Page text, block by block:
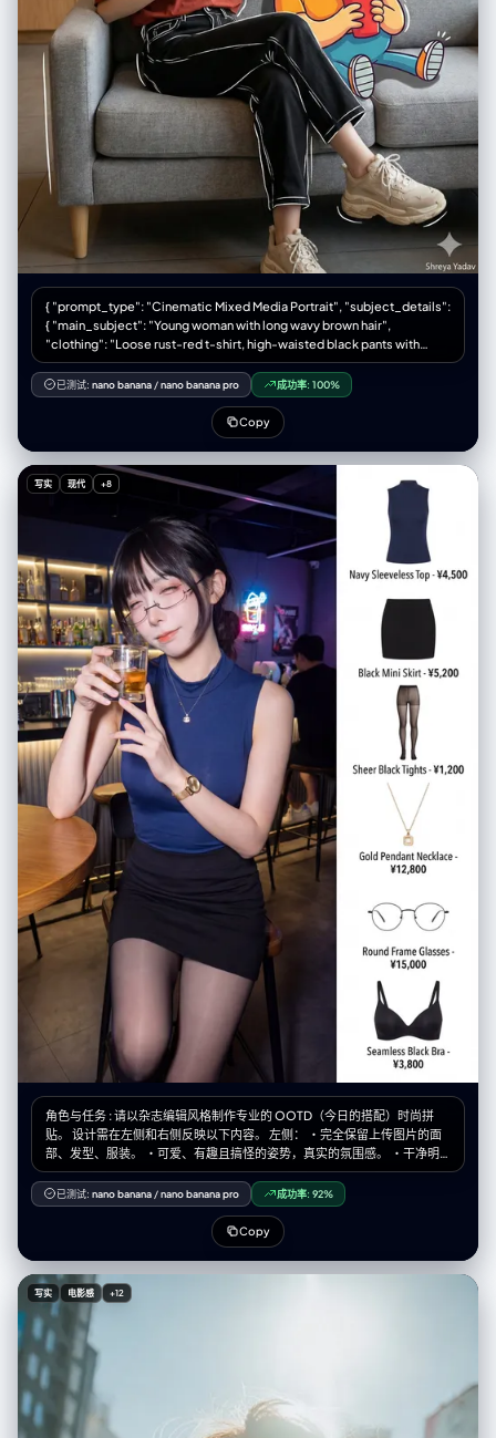
{ "prompt_type": "Cinematic Mixed Media Portrait", "subject_details":
{ "main_subject": "Young woman with long wavy brown hair",
"clothing": "Loose rust-red t-shirt, high-waisted black pants with
white sketch-style outlines, chunky beige sneakers", "pose":
"Relaxing on a modern grey sofa, holding a tall iced coffee, smiling
softly and looking to the left", "companion_character": "Large cartoon
character Oggie with glasses, bright colors, exaggerated
expressions, holding a red cup with a straw" }, "environment": {
"setting": "Cozy coffee shop interior", "furniture": "Modern grey sofa,
warm wooden shelves with small decorative items", "atmosphere":
"Minimalist, modern, warm" }, "lighting_and_composition": { "lighting":
"Soft natural lighting streaming in from the right", "blending": "Cartoon
character seamlessly blended with soft shadows", "effects": "Subtle
doodle-style white line highlights around the woman and cartoon
character" }, "technical_specs": { "resolution": "High-resolution,
vibrant, clean composition", "aspect_ratio": "3:4" }, "signature":
"Shreya Yadav" }
已测试: nano banana /nano banana pro 成功率: 100%
Copy
写实 现代 +8
角色与任务 : 请以杂志编辑风格制作专业的 OOTD（今日的搭配）时尚拼
贴。 设计需在左侧和右侧反映以下内容。 左侧： ・完全保留上传图片的面
部、发型、服装。 ・可爱、有趣且搞怪的姿势，真实的氛围感。 ・干净明
亮，杂志品质的照片。 ・宽度占整体的60%。 右侧： ・在干净的白色背景
上整理好的商品网格 ・[数量]个独立商品模块垂直排列 ・最后的商品是配置
了根据图像推测的内衣（胸罩、T 恤等）。 ・各模块包含的内容： 商品照片
（白色背景裁剪、电子商务风格） 商品名称 价格 ・宽度占整体的40%。 展
示商品示例： 1.[商品1] - ¥[价格] 2.[商品2] - ¥[价格] 3.[商品3] - ¥[价格] 4.
[商品4] - ¥[价格] 5.[商品5] - ¥[价格] 6.[商品6] - ¥[价格] 排版： ・现代的
无衬线体（简洁、极简） ・商品名使用中等粗细 ・价格加粗 整体风格： ・
明亮、清爽、专业 ・像 Instagram 时尚博主 ・简洁且留有空间的布局 ・调
色板：自然色、白色、柔和的灰色 ・专业商品照片质量
已测试: nano banana /nano banana pro 成功率: 92%
Copy
写实 电影感 +12